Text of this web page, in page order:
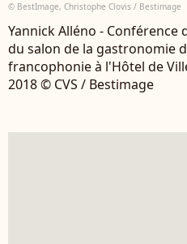
© BestImage, Christophe Clovis / Bestimage
Yannick Alléno - Conférence
du salon de la gastronomie
francophonie à l'Hôtel de
2018 © CVS / Bestimage